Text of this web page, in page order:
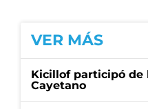
VER MÁS
Kicillof participó de
Cayetano